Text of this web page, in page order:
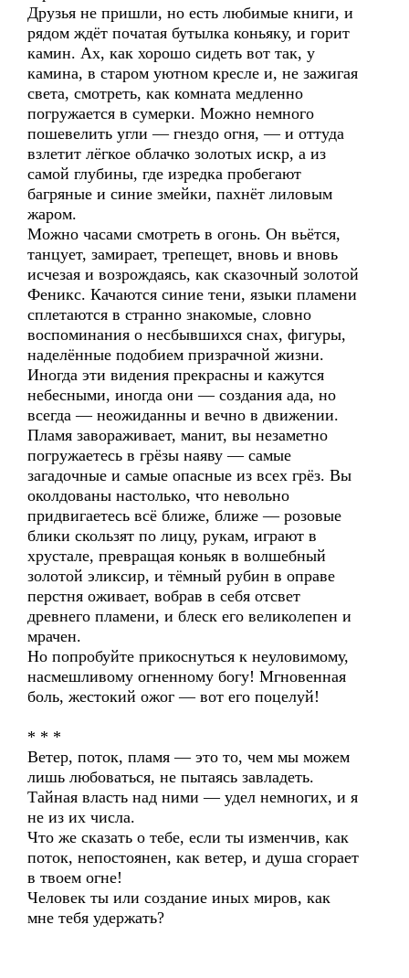
Друзья не пришли, но есть любимые книги, и
рядом ждёт початая бутылка коньяку, и горит
камин. Ах, как хорошо сидеть вот так, у
камина, в старом уютном кресле и, не зажигая
света, смотреть, как комната медленно
погружается в сумерки. Можно немного
пошевелить угли — гнездо огня, — и оттуда
взлетит лёгкое облачко золотых искр, а из
самой глубины, где изредка пробегают
багряные и синие змейки, пахнёт лиловым
жаром.
Можно часами смотреть в огонь. Он вьётся,
танцует, замирает, трепещет, вновь и вновь
исчезая и возрождаясь, как сказочный золотой
Феникс. Качаются синие тени, языки пламени
сплетаются в странно знакомые, словно
воспоминания о несбывшихся снах, фигуры,
наделённые подобием призрачной жизни.
Иногда эти видения прекрасны и кажутся
небесными, иногда они — создания ада, но
всегда — неожиданны и вечно в движении.
Пламя завораживает, манит, вы незаметно
погружаетесь в грёзы наяву — самые
загадочные и самые опасные из всех грёз. Вы
околдованы настолько, что невольно
придвигаетесь всё ближе, ближе — розовые
блики скользят по лицу, рукам, играют в
хрустале, превращая коньяк в волшебный
золотой эликсир, и тёмный рубин в оправе
перстня оживает, вобрав в себя отсвет
древнего пламени, и блеск его великолепен и
мрачен.
Но попробуйте прикоснуться к неуловимому,
насмешливому огненному богу! Мгновенная
боль, жестокий ожог — вот его поцелуй!
* * *
Ветер, поток, пламя — это то, чем мы можем
лишь любоваться, не пытаясь завладеть.
Тайная власть над ними — удел немногих, и я
не из их числа.
Что же сказать о тебе, если ты изменчив, как
поток, непостоянен, как ветер, и душа сгорает
в твоем огне!
Человек ты или создание иных миров, как
мне тебя удержать?